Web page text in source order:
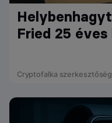
Fried 25
Cryptofalka